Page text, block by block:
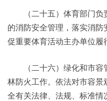
（二十五）体育部门负
的消防安全管理，落实消
促重要体育活动主办单位履
（二十六）绿化和市容
林防火工作。依法对市容
全有关法律、法规、标准情